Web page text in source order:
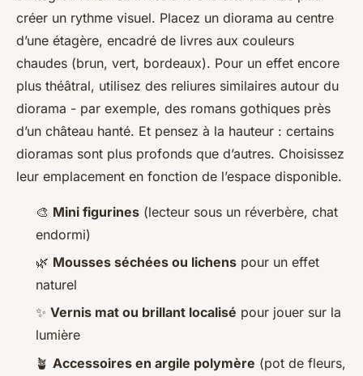
créer un rythme visuel. Placez un diorama au centre
d’une étagère, encadré de livres aux couleurs
chaudes (brun, vert, bordeaux). Pour un effet encore
plus théâtral, utilisez des reliures similaires autour du
diorama - par exemple, des romans gothiques près
d’un château hanté. Et pensez à la hauteur : certains
dioramas sont plus profonds que d’autres. Choisissez
leur emplacement en fonction de l’espace disponible.
🎨 Mini figurines (lecteur sous un réverbère, chat
endormi)
🌿 Mousses séchées ou lichens pour un effet
naturel
✨ Vernis mat ou brillant localisé pour jouer sur la
lumière
🪴 Accessoires en argile polymère (pot de fleurs,